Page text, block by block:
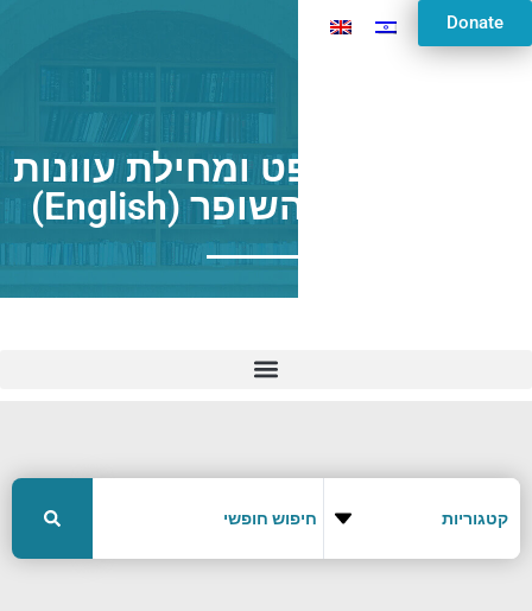
Donate
הנהגת המשפט ומחילת עוונות
ע"י תשובה והשופר (English)